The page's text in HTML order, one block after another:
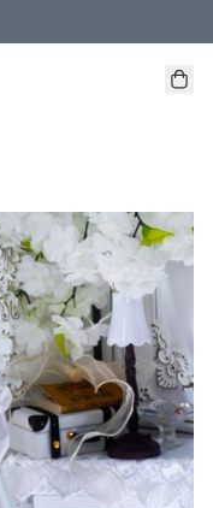
送貨、本地取貨、國際送貨 )